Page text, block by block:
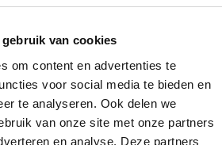
van cookies
om content en advertenties te
voor social media te bieden en
te analyseren. Ook delen we
van onze site met onze partners
en analyse. Deze partners